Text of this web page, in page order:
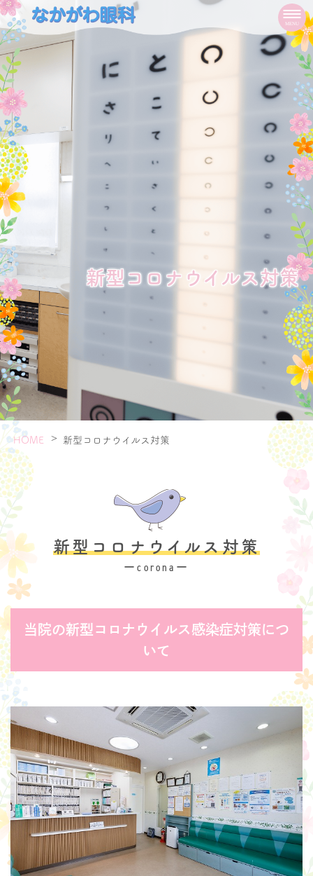
MENU
HOME
院長紹介
医院紹介
当院が選ばれる理由
ドクターズインタビュー
新型コロナウイルス対策
症状から探す
病気から探す
新型コロナウイルス対策
HOME > 新型コロナウイルス対策
新型コロナウイルス対策
ーcoronaー
当院の新型コロナウイルス感染症対策につ
いて